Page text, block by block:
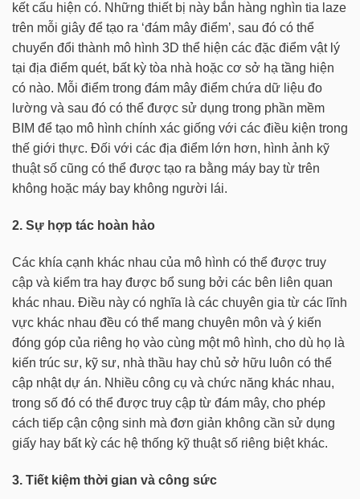
kết cấu hiện có. Những thiết bị này bắn hàng nghìn tia laze
trên mỗi giây để tạo ra ‘đám mây điểm’, sau đó có thể
chuyển đổi thành mô hình 3D thể hiện các đặc điểm vật lý
tại địa điểm quét, bất kỳ tòa nhà hoặc cơ sở hạ tầng hiện
có nào. Mỗi điểm trong đám mây điểm chứa dữ liệu đo
lường và sau đó có thể được sử dụng trong phần mềm
BIM để tạo mô hình chính xác giống với các điều kiện trong
thế giới thực. Đối với các địa điểm lớn hơn, hình ảnh kỹ
thuật số cũng có thể được tạo ra bằng máy bay từ trên
không hoặc máy bay không người lái.
2. Sự hợp tác hoàn hảo
Các khía cạnh khác nhau của mô hình có thể được truy
cập và kiểm tra hay được bổ sung bởi các bên liên quan
khác nhau. Điều này có nghĩa là các chuyên gia từ các lĩnh
vực khác nhau đều có thể mang chuyên môn và ý kiến
đóng góp của riêng họ vào cùng một mô hình, cho dù họ là
kiến trúc sư, kỹ sư, nhà thầu hay chủ sở hữu luôn có thể
cập nhật dự án. Nhiều công cụ và chức năng khác nhau,
trong số đó có thể được truy cập từ đám mây, cho phép
cách tiếp cận cộng sinh mà đơn giản không cần sử dụng
giấy hay bất kỳ các hệ thống kỹ thuật số riêng biệt khác.
3. Tiết kiệm thời gian và công sức